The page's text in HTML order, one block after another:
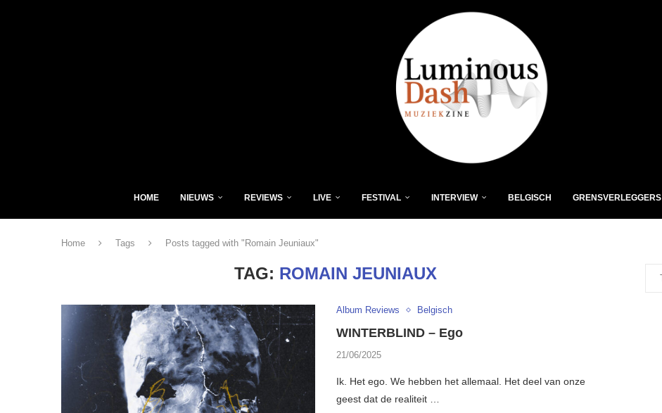
HOME NIEUWS REVIEWS LIVE FESTIVAL INTERVIEW BELGISCH GRENSVERLEGGERS
Home Tags Posts tagged with "Romain Jeuniaux"
TAG: ROMAIN JEUNIAUX
Album Reviews Belgisch
WINTERBLIND – Ego
21/06/2025
Ik. Het ego. We hebben het allemaal. Het deel van onze
geest dat de realiteit …